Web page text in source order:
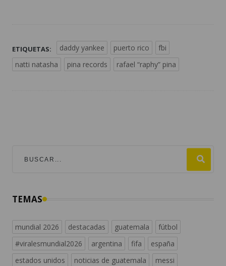
ETIQUETAS: daddy yankee puerto rico
fbi
natti natasha
pina records rafael “raphy” pina
TEMAS
mundial 2026 destacadas guatemala
fútbol
#viralesmundial2026
argentina fifa
españa
estados unidos
noticias de guatemala messi